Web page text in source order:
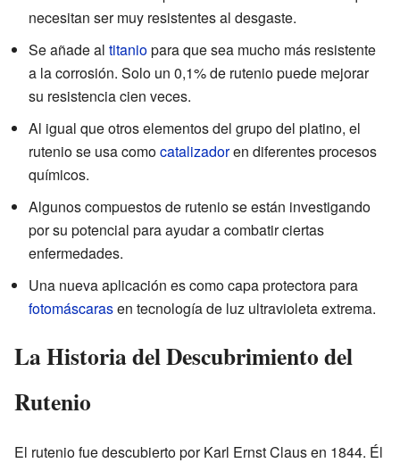
necesitan ser muy resistentes al desgaste.
Se añade al titaniopara que sea mucho más resistente
a la corrosión. Solo un 0,1% de rutenio puede mejorar
su resistencia cien veces.
Al igual que otros elementos del grupo del platino, el
rutenio se usa comocatalizadoren diferentes procesos
químicos.
Algunos compuestos de rutenio se están investigando
por su potencial para ayudar a combatir ciertas
enfermedades.
Una nueva aplicación es como capa protectora para
fotomáscarasen tecnología de luz ultravioleta extrema.
La Historia del Descubrimiento del
Rutenio
El rutenio fue descubierto por Karl Ernst Claus en 1844. Él